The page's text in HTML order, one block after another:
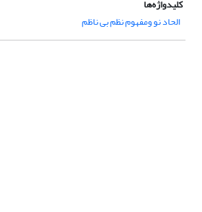
کلیدواژه‌ها
الحاد نو ومفهوم نظم بی ناظم